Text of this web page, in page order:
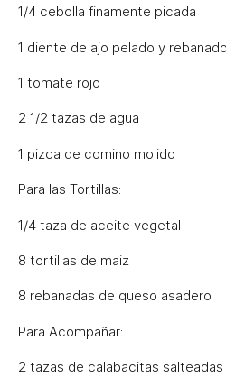
1/4 cebolla finamente picada
1 diente de ajo pelado y rebanado
1 tomate rojo
2 1/2 tazas de agua
1 pizca de comino molido
Para las Tortillas:
1/4 taza de aceite vegetal
8 tortillas de maiz
8 rebanadas de queso asadero
Para Acompañar:
2 tazas de calabacitas